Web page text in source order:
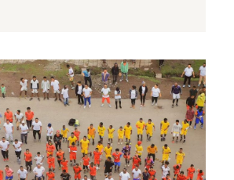
nel Sud-est asiatico
una giurisdizione
per gli investitori
interessati ad
joint venture e
strategiche con
A differenza di